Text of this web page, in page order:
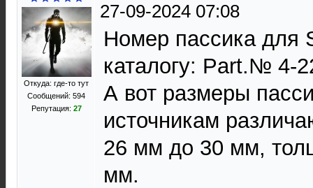
Откуда: где-то тут
Сообщений: 594
Репутация: 27
27-09-2024 07:08
Номер пассика для
каталогу: Part.№ 4-
А вот размеры
источникам
26 мм до 30 мм,
мм.